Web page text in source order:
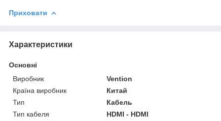
Приховати
Характеристики
Основні
Виробник
Vention
Країна виробник
Китай
Тип
Кабель
Тип кабеля
HDMI - HDMI